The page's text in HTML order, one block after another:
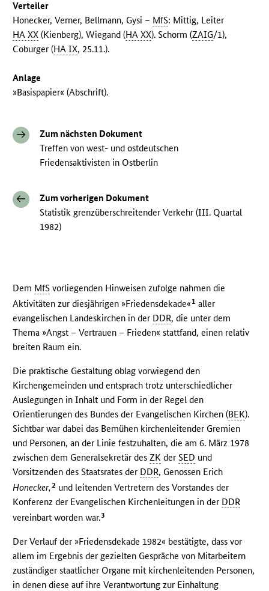
Verteiler
Honecker, Verner, Bellmann, Gysi – MfS: Mittig, Leiter
HA XX (Kienberg), Wiegand (HA XX). Schorm (ZAIG/1),
Coburger (HA IX, 25.11.).
Anlage
»Basispapier« (Abschrift).
Zum nächsten Dokument
Treffen von west- und ostdeutschen
Friedensaktivisten in Ostberlin
Zum vorherigen Dokument
Statistik grenzüberschreitender Verkehr (III. Quartal
1982)
Dem MfS vorliegenden Hinweisen zufolge nahmen die
Aktivitäten zur diesjährigen »Friedensdekade«1 aller
evangelischen Landeskirchen in der DDR, die unter dem
Thema »Angst – Vertrauen – Frieden« stattfand, einen relativ
breiten Raum ein.
Die praktische Gestaltung oblag vorwiegend den
Kirchengemeinden und entsprach trotz unterschiedlicher
Auslegungen in Inhalt und Form in der Regel den
Orientierungen des Bundes der Evangelischen Kirchen (BEK).
Sichtbar war dabei das Bemühen kirchenleitender Gremien
und Personen, an der Linie festzuhalten, die am 6. März 1978
zwischen dem Generalsekretär desZK derSED und
Vorsitzenden des Staatsrates der DDR, Genossen Erich
Honecker,2 und leitenden Vertretern des Vorstandes der
Konferenz der Evangelischen Kirchenleitungen in der DDR
vereinbart worden war.3
Der Verlauf der »Friedensdekade 1982« bestätigte, dass vor
allem im Ergebnis der gezielten Gespräche von Mitarbeitern
zuständiger staatlicher Organe mit kirchenleitenden Personen,
in denen diese auf ihre Verantwortung zur Einhaltung